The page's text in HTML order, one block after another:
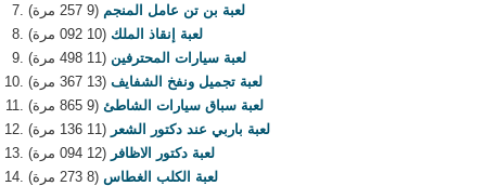
لعبة بن تن عامل المنجم (9 257 مرة)
لعبة إنقاذ الملك (10 092 مرة)
لعبة سيارات المحترفين (11 498 مرة)
لعبة تجميل ونفخ الشفايف (13 367 مرة)
لعبة سباق سيارات الشاطئ (9 865 مرة)
لعبة باربي عند دكتور الشعر (11 136 مرة)
لعبة دكتور الاظافر (12 094 مرة)
لعبة الكلب الغطاس (8 273 مرة)